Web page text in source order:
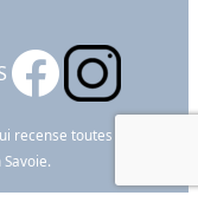
recense toutes les